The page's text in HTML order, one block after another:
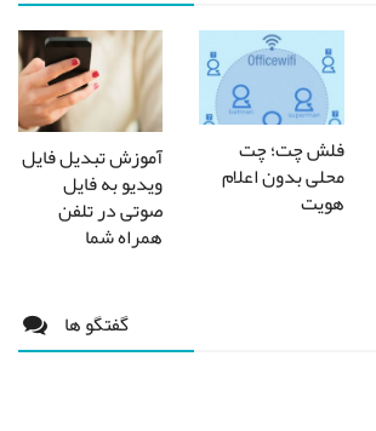
فلش چت؛ چت
محلی بدون اعلام
هویت
آموزش تبدیل فایل
ویدیو به فایل
صوتی در تلفن
همراه شما
گفتگو ها